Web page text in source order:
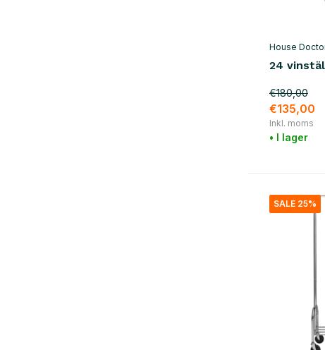
House
24
€180,00
€135,00
Inkl. moms
• I lager
SALE 25%